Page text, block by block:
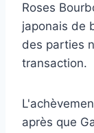
Roses
japonais de
des parties
transaction.
après que